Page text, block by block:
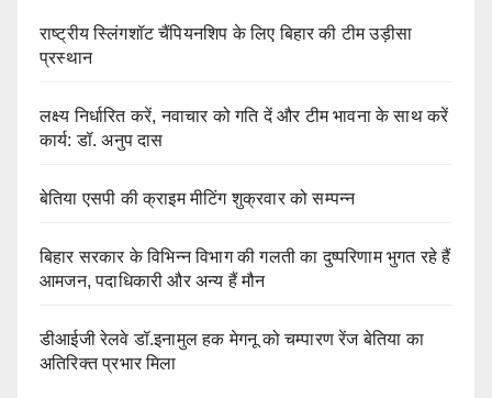
राष्ट्रीय स्लिंगशॉट चैंपियनशिप के लिए बिहार की टीम उड़ीसा
प्रस्थान
लक्ष्य निर्धारित करें, नवाचार को गति दें और टीम भावना के साथ करें
कार्य: डॉ. अनुप दास
बेतिया एसपी की क्राइम मीटिंग शुक्रवार को सम्पन्न
बिहार सरकार के विभिन्न विभाग की गलती का दुष्परिणाम भुगत रहे हैं
आमजन, पदाधिकारी और अन्य हैं मौन
डीआईजी रेलवे डॉ.इनामुल हक मेगनू को चम्पारण रेंज बेतिया का
अतिरिक्त प्रभार मिला